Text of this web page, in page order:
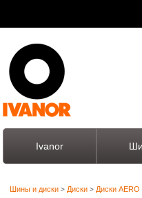
Ivanor
Шины и диски > Диски > Диски AERO